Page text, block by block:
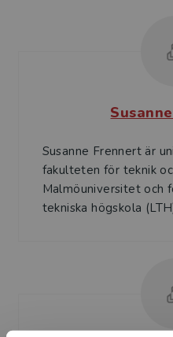
Susanne Frennert är
fakulteten för teknik
Malmöuniversitet och
tekniska högskola